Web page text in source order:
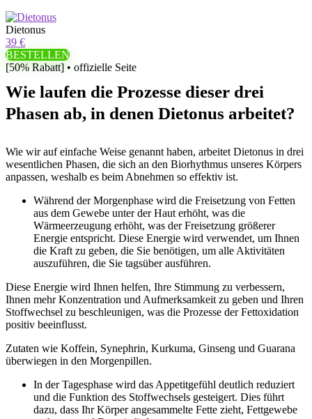
Dietonus
39 €
BESTELLEN
[50% Rabatt] • offizielle Seite
Wie laufen die Prozesse dieser drei
Phasen ab, in denen Dietonus arbeitet?
Wie wir auf einfache Weise genannt haben, arbeitet Dietonus in drei
wesentlichen Phasen, die sich an den Biorhythmus unseres Körpers
anpassen, weshalb es beim Abnehmen so effektiv ist.
Während der Morgenphase wird die Freisetzung von Fetten
aus dem Gewebe unter der Haut erhöht, was die
Wärmeerzeugung erhöht, was der Freisetzung größerer
Energie entspricht. Diese Energie wird verwendet, um Ihnen
die Kraft zu geben, die Sie benötigen, um alle Aktivitäten
auszuführen, die Sie tagsüber ausführen.
Diese Energie wird Ihnen helfen, Ihre Stimmung zu verbessern,
Ihnen mehr Konzentration und Aufmerksamkeit zu geben und Ihren
Stoffwechsel zu beschleunigen, was die Prozesse der Fettoxidation
positiv beeinflusst.
Zutaten wie Koffein, Synephrin, Kurkuma, Ginseng und Guarana
überwiegen in den Morgenpillen.
In der Tagesphase wird das Appetitgefühl deutlich reduziert
und die Funktion des Stoffwechsels gesteigert. Dies führt
dazu, dass Ihr Körper angesammelte Fette zieht, Fettgewebe